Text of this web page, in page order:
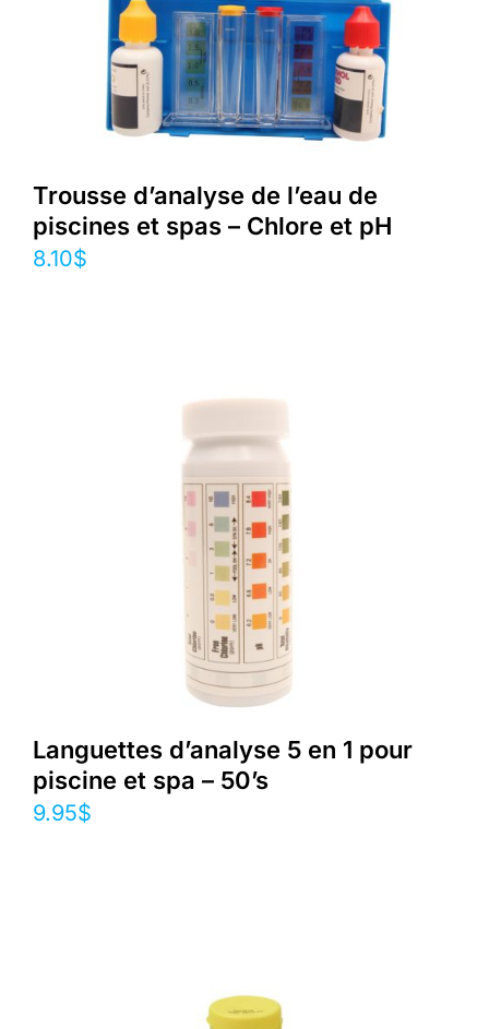
Trousse d’analyse de l’eau de
piscines et spas – Chlore et pH
8.10$
Languettes d’analyse 5 en 1 pour
piscine et spa – 50’s
9.95$